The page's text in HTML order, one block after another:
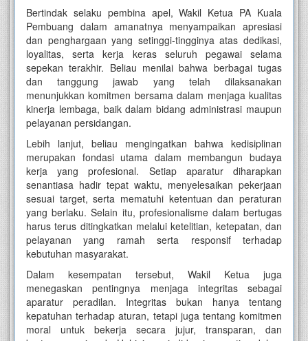
Bertindak selaku pembina apel, Wakil Ketua PA Kuala
Pembuang dalam amanatnya menyampaikan apresiasi
dan penghargaan yang setinggi-tingginya atas dedikasi,
loyalitas, serta kerja keras seluruh pegawai selama
sepekan terakhir. Beliau menilai bahwa berbagai tugas
dan tanggung jawab yang telah dilaksanakan
menunjukkan komitmen bersama dalam menjaga kualitas
kinerja lembaga, baik dalam bidang administrasi maupun
pelayanan persidangan.
Lebih lanjut, beliau mengingatkan bahwa kedisiplinan
merupakan fondasi utama dalam membangun budaya
kerja yang profesional. Setiap aparatur diharapkan
senantiasa hadir tepat waktu, menyelesaikan pekerjaan
sesuai target, serta mematuhi ketentuan dan peraturan
yang berlaku. Selain itu, profesionalisme dalam bertugas
harus terus ditingkatkan melalui ketelitian, ketepatan, dan
pelayanan yang ramah serta responsif terhadap
kebutuhan masyarakat.
Dalam kesempatan tersebut, Wakil Ketua juga
menegaskan pentingnya menjaga integritas sebagai
aparatur peradilan. Integritas bukan hanya tentang
kepatuhan terhadap aturan, tetapi juga tentang komitmen
moral untuk bekerja secara jujur, transparan, dan